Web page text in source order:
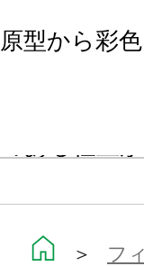
原型から彩
髪の毛はク
あばらなど
＞ フ